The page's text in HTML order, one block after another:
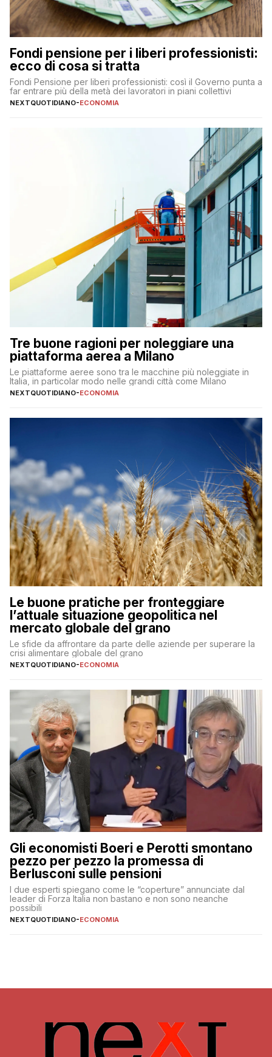
Fondi pensione per i liberi professionisti:
ecco di cosa si tratta
Fondi Pensione per liberi professionisti: così il Governo punta a
far entrare più della metà dei lavoratori in piani collettivi
NEXTQUOTIDIANO-ECONOMIA
Tre buone ragioni per noleggiare una
piattaforma aerea a Milano
Le piattaforme aeree sono tra le macchine più noleggiate in
Italia, in particolar modo nelle grandi città come Milano
NEXTQUOTIDIANO-ECONOMIA
Le buone pratiche per fronteggiare
l’attuale situazione geopolitica nel
mercato globale del grano
Le sfide da affrontare da parte delle aziende per superare la
crisi alimentare globale del grano
NEXTQUOTIDIANO-ECONOMIA
Gli economisti Boeri e Perotti smontano
pezzo per pezzo la promessa di
Berlusconi sulle pensioni
I due esperti spiegano come le “coperture” annunciate dal
leader di Forza Italia non bastano e non sono neanche
possibili
NEXTQUOTIDIANO-ECONOMIA